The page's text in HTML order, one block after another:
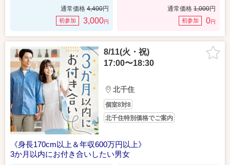
通常価格 4,400円
初参加 3,000円
通常価格 1,000円
初参加 0円
8/11(火・祝)
17:00〜18:30
北千住
個室8対8
北千住特別価格でご案内
《身長170cm以上＆年収600万円以上》
3か月以内にお付き合いしたい男女